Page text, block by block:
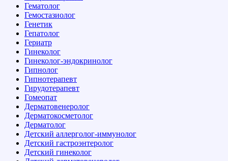
Гематолог
Гемостазиолог
Генетик
Гепатолог
Гериатр
Гинеколог
Гинеколог-эндокринолог
Гипнолог
Гипнотерапевт
Гирудотерапевт
Гомеопат
Дерматовенеролог
Дерматокосметолог
Дерматолог
Детский аллерголог-иммунолог
Детский гастроэнтеролог
Детский гинеколог